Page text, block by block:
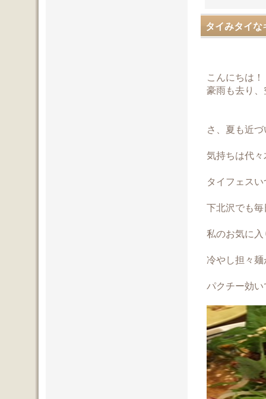
タイみタイな
こんにちは！
豪雨も去り
さ、夏も近
気持ちは代
タイフェス
下北沢でも
私のお気に
冷やし担々
パクチー効